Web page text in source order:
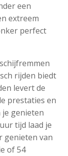
een
extreem
perfect
rijden biedt
levert de
prestaties en
je genieten
tijd laad je
genieten van
of 54